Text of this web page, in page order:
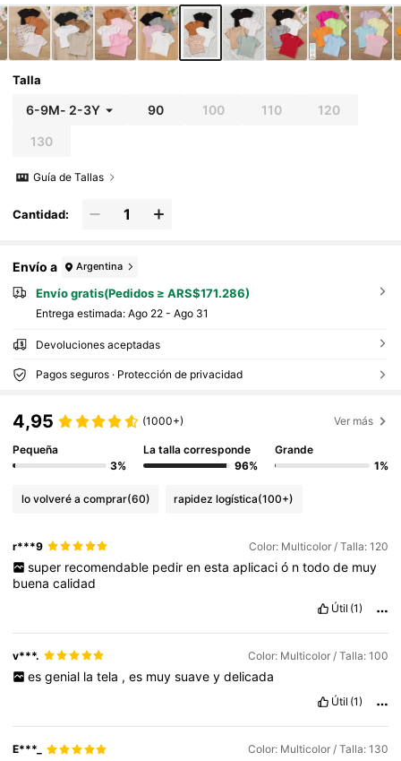
Talla
6-9M- 2-3Y 90 100 110 120
130
Guía de Tallas
Cantidad:
Envío a Argentina
Envío gratis(Pedidos ≥ ARS$171.286)
Entrega estimada: Ago 22 - Ago 31
Devoluciones aceptadas
Pagos seguros · Protección de privacidad
4,95 (1000+) Ver más
Pequeña
3%
La talla corresponde
96%
Grande
1%
lo volveré a comprar(60) rapidez logística(100+)
r***9 Color: Multicolor / Talla: 120
super recomendable pedir en esta aplicaci ó n todo de muy
buenacalidad
Útil (1)
v***. Color: Multicolor / Talla: 100
es genial la tela , es muy suave y delicada
Útil (1)
E***_ Color: Multicolor / Talla: 130